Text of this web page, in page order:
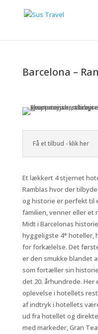
Barcelona –
Få et tilbud - klik her
Et lækkert 4 stjernet
Ramblas hvor der
og historie er perfekt til
familien, venner eller et
Midt i Barcelonas
hyggeligste 4* hoteller,
for forkælelse. Det
er den smukke blandet
som fortæller sin
det 20. århundrede.
oplevelse i hotellets
af indtryk i hotellets
ud fra hotellet og
med markeder, Gran